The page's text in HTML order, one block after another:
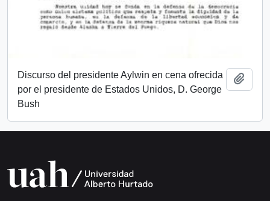
Discurso del presidente Aylwin en cena ofrecida
por el presidente de Estados Unidos, D. George
Bush